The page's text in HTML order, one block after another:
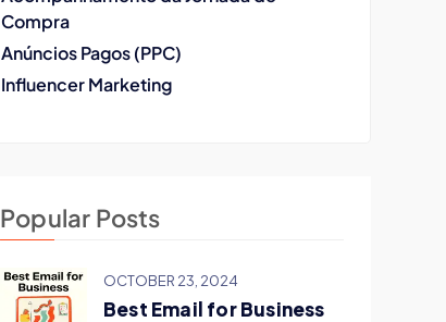
Compra
Anúncios Pagos (PPC)
Influencer Marketing
Popular Posts
OCTOBER 23, 2024
Best Email for Business